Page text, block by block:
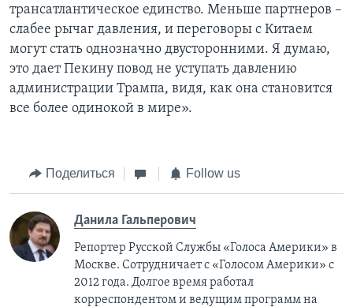
трансатлантическое единство. Меньше партнеров –
слабее рычаг давления, и переговоры с Китаем
могут стать однозначно двусторонними. Я думаю,
это дает Пекину повод не уступать давлению
администрации Трампа, видя, как она становится
все более одинокой в мире».
Поделиться Follow us
Данила Гальперович
Репортер Русской Службы «Голоса Америки» в
Москве. Сотрудничает с «Голосом Америки» с
2012 года. Долгое время работал
корреспондентом и ведущим программ на